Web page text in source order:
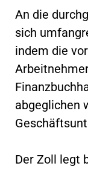
An die
sich
indem die
abgeglichen
Der Zoll legt